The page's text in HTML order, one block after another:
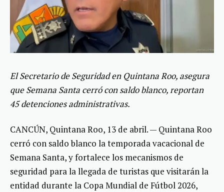
El Secretario de Seguridad en Quintana Roo, asegura
que Semana Santa cerró con saldo blanco, reportan
45 detenciones administrativas.
CANCÚN, Quintana Roo, 13 de abril. — Quintana Roo
cerró con saldo blanco la temporada vacacional de
Semana Santa, y fortalece los mecanismos de
seguridad para la llegada de turistas que visitarán la
entidad durante la Copa Mundial de Fútbol 2026,